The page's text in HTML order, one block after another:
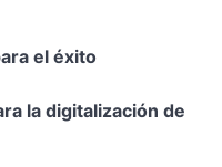
el éxito
la digitalización de